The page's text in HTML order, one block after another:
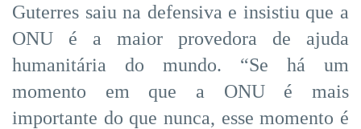
Guterres saiu na defensiva e insistiu que a
ONU é a maior provedora de ajuda
humanitária do mundo. “Se há um
momento em que a ONU é mais
importante do que nunca, esse momento é